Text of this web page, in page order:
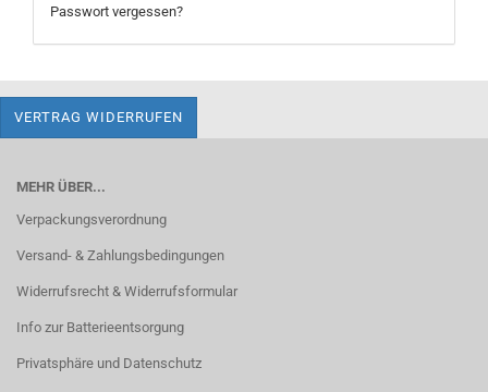
Passwort vergessen?
VERTRAG WIDERRUFEN
MEHR ÜBER...
Verpackungsverordnung
Versand- & Zahlungsbedingungen
Widerrufsrecht & Widerrufsformular
Info zur Batterieentsorgung
Privatsphäre und Datenschutz